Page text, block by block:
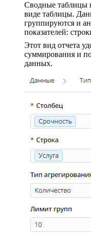
Сводные таблицы
виде таблицы.
группируются и
показателей:
Этот вид отчета
суммирования и
данных.